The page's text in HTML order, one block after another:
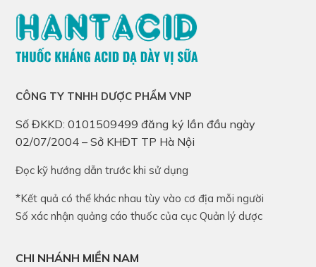
CÔNG TY TNHH DƯỢC PHẨM VNP
Số ĐKKD: 0101509499 đăng ký lần đầu ngày
02/07/2004 – Sở KHĐT TP Hà Nội
Đọc kỹ hướng dẫn trước khi sử dụng
*Kết quả có thể khác nhau tùy vào cơ địa mỗi người
Số xác nhận quảng cáo thuốc của cục Quản lý dược
CHI NHÁNH MIỀN NAM